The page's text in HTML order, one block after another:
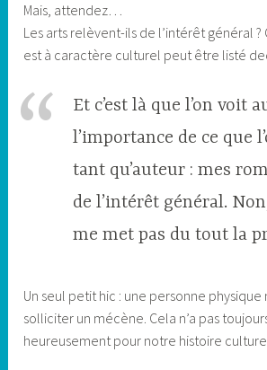
Mais, attendez…
Les arts relèvent-ils de l’intérêt général
est à caractère culturel peut être listé
Et c’est là que l’on voit
l’importance de ce que
tant qu’auteur : mes
de l’intérêt général.
me met pas du tout la
Un seul petit hic : une personne physique
solliciter un mécène. Cela n’a pas
heureusement pour notre histoire